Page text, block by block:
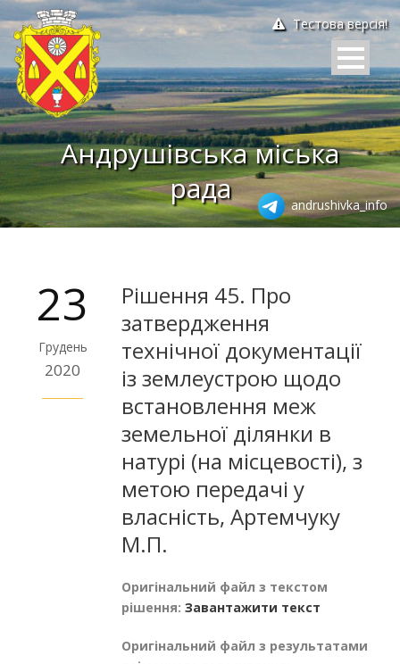
Тестова версія!
Андрушівська міська
рада
andrushivka_info
23
Грудень
2020
Рішення 45. Про
затвердження
технічної документації
із землеустрою щодо
встановлення меж
земельної ділянки в
натурі (на місцевості), з
метою передачі у
власність, Артемчуку
М.П.
Оригінальний файл з текстом
рішення: Завантажити текст
Оригінальний файл з результатами